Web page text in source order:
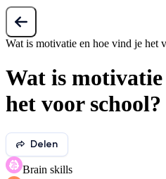
Wat is motivatie en hoe vind je het
Wat is
het voor school?
Delen
Brain skills